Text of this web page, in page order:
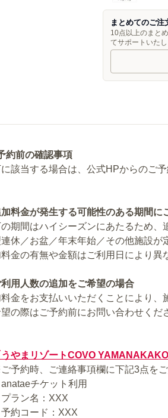
まとめてのご注
10点以上のまと
てサポートいた
約前の確認事項
に該当する場合は、公式HPからのご
加料金が発生する可能性のある期間に
の期間はハイシーズンにあたるため、
休／お盆／年末年始／その他施設が
金の有無や金額はご利用日により異
利用人数の追加をご希望の場合
金をお支払いいただくことにより、
の際はご予約前にお問い合わせくだ
うやまリゾートCOVO
予約時、ご連絡事項欄に下記3点をご
チケット利用
ラン名：XXX
約コード：XXX